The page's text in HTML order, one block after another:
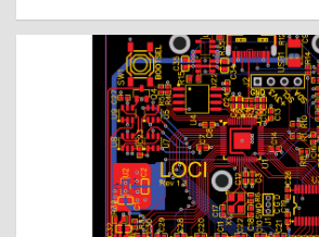
e
b
e
s
t
p
h